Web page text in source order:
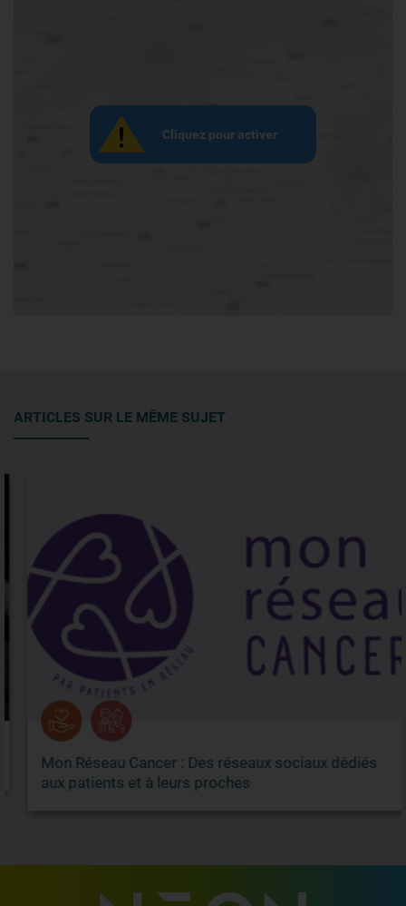
Cliquez pour activer
ARTICLES SUR LE MÊME SUJET
Mon Réseau Cancer : Des réseaux sociaux dédiés
aux patients et à leurs proches